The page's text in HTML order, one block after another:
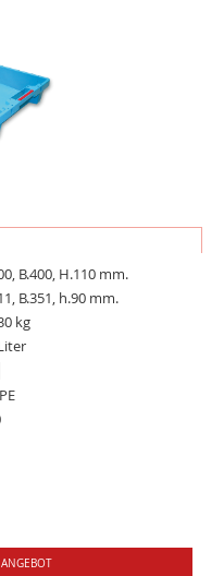
B.400, H.110 mm.
B.351, h.90 mm.
kg